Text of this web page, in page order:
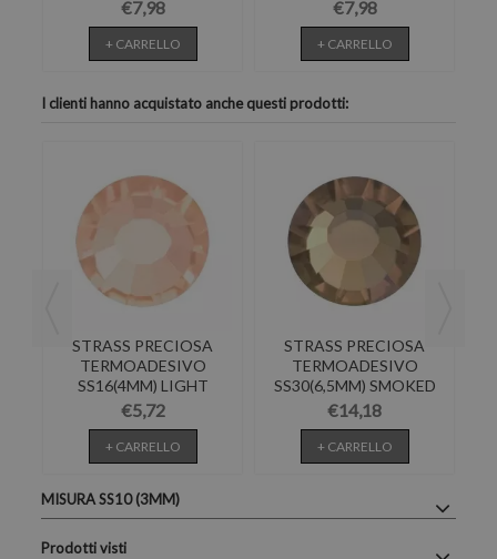
€7,98
+ CARRELLO
€7,98
+ CARRELLO
I clienti hanno acquistato anche questi prodotti:
STRASS PRECIOSA
TERMOADESIVO
SS16(4MM) LIGHT
PEACH-144PZ
€5,72
+ CARRELLO
STRASS PRECIOSA
TERMOADESIVO
SS30(6,5MM) SMOKED
TOPAZ-144PZ
€14,18
+ CARRELLO
MISURA SS10 (3MM)
Prodotti visti